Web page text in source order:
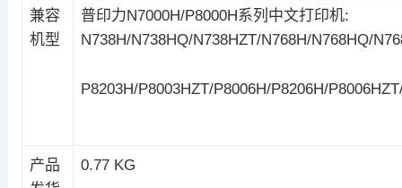
兼容
机型
普印力N7000H/P8000H系列中文打印机:
N738H/N738HQ/N738HZT/N768H/N768HQ/
P8203H/P8003HZT/P8006H/P8206H/
产品
0.77 KG